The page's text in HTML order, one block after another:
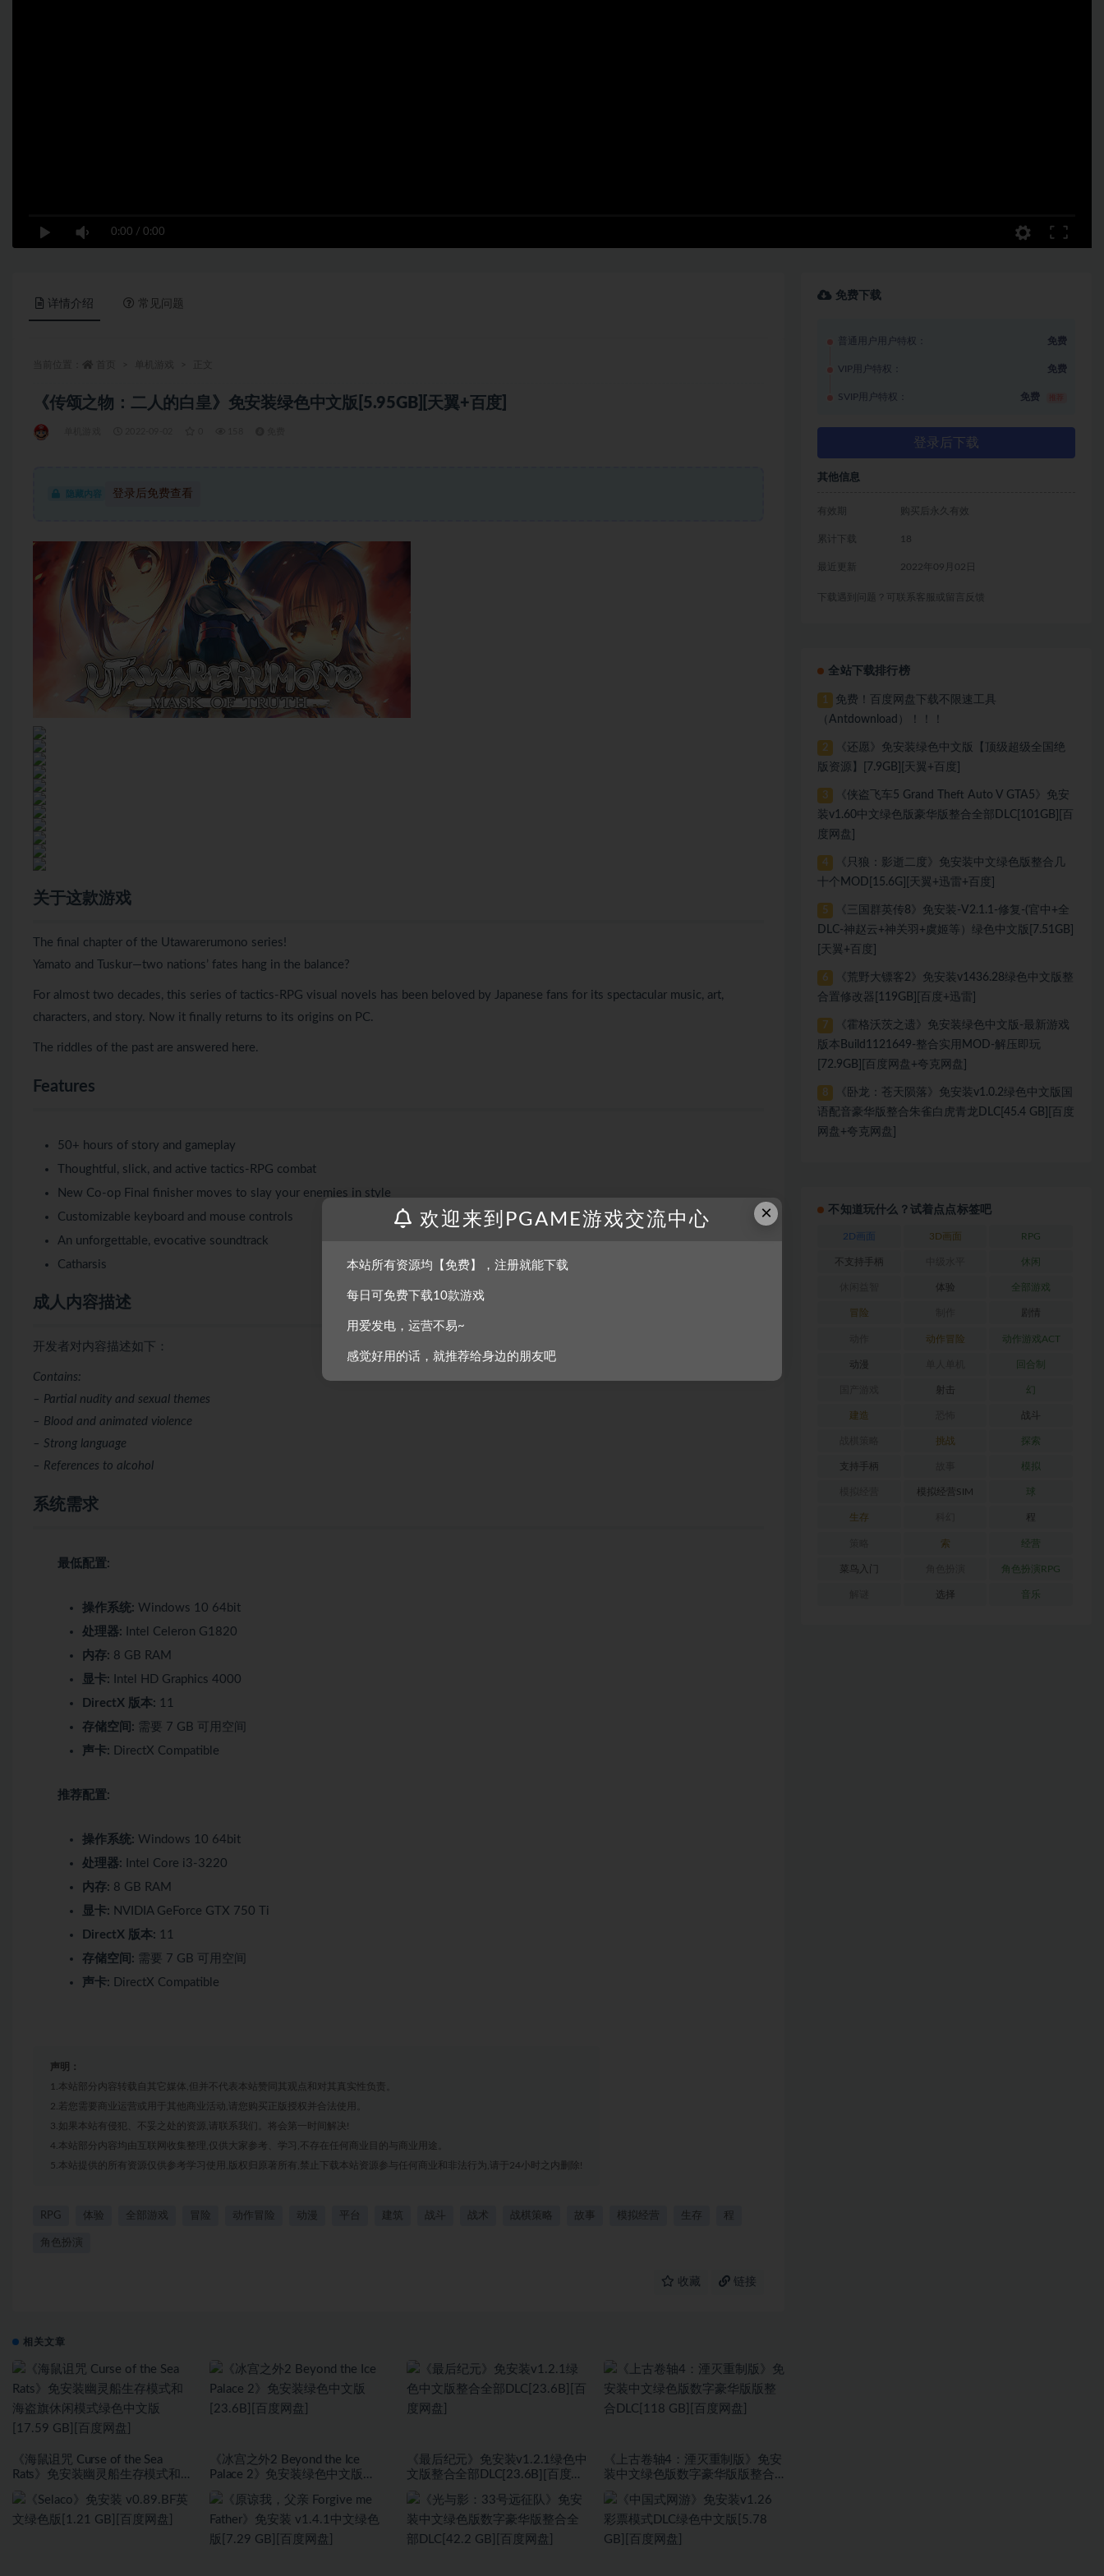
0:00 / 0:00
详情介绍 常见问题
《传颂之物：二人的白皇》免安装绿色中文版[5.95GB][天翼+百度]
隐藏内容 登录后免费查看
关于这款游戏
The final chapter of the Utawarerumono series!
Yamato and Tuskur—two nations’ fates hang in the balance?
For almost two decades, this series of tactics-RPG visual novels has been beloved by Japanese fans for its spectacular music, art,
characters, and story. Now it finally returns to its origins on PC.
The riddles of the past are answered here.
Features
50+ hours of story and gameplay
Thoughtful, slick, and active tactics-RPG combat
New Co-op Final finisher moves to slay your enemies in style
Customizable keyboard and mouse controls
An unforgettable, evocative soundtrack
Catharsis
成人内容描述
开发者对内容描述如下：
Contains:
– Partial nudity and sexual themes
– Blood and animated violence
– Strong language
– References to alcohol
系统需求
最低配置:
操作系统: Windows 10 64bit
处理器: Intel Celeron G1820
内存: 8 GB RAM
显卡: Intel HD Graphics 4000
DirectX 版本: 11
存储空间: 需要 7 GB 可用空间
声卡: DirectX Compatible
推荐配置:
操作系统: Windows 10 64bit
处理器: Intel Core i3-3220
内存: 8 GB RAM
显卡: NVIDIA GeForce GTX 750 Ti
DirectX 版本: 11
存储空间: 需要 7 GB 可用空间
声卡: DirectX Compatible
声明：
1.本站部分内容转载自其它媒体,但并不代表本站赞同其观点和对其真实性负责。
2.若您需要商业运营或用于其他商业活动,请您购买正版授权并合法使用。
3.如果本站有侵犯、不妥之处的资源,请联系我们。将会第一时间解决!
4.本站部分内容均由互联网收集整理,仅供大家参考、学习,不存在任何商业目的与商业用途。
5.本站提供的所有资源仅供参考学习使用,版权归原著所有,禁止下载本站资源参与任何商业和非法行为,请于24小时之内删除!
RPG 体验 全部游戏 冒险 动作冒险 动漫 平台 建筑 战斗 战术 战棋策略 故事 模拟经营 生存 程
角色扮演
收藏 链接
相关文章
《海鼠诅咒 Curse of the Sea
Rats》免安装幽灵船生存模式和海
GB][百度网盘]
《冰宫之外2 Beyond the Ice
Palace 2》免安装绿色中文版
《最后纪元》免安装v1.2.1绿色中
文版整合全部DLC[23.6B][百度网
《上古卷轴4：湮灭重制版》免安
装中文绿色版数字豪华版版整合
免费下载
普通用户用户特权： 免费
VIP用户特权： 免费
SVIP用户特权： 免费
登录后下载
其他信息
有效期 购买后永久有效
累计下载 18
最近更新 2022年09月02日
下载遇到问题？可联系客服或留言反馈
全站下载排行榜
1
免费！百度网盘下载不限速工具
（Antdownload）！！！
2
《还愿》免安装绿色中文版【顶级超级全国绝
版资源】[7.9GB][天翼+百度]
3
《侠盗飞车5 Grand Theft Auto V GTA5》免安
装v1.60中文绿色版豪华版整合全部DLC[101GB][百
度网盘]
4
《只狼：影逝二度》免安装中文绿色版整合几
十个MOD[15.6G][天翼+迅雷+百度]
5
《三国群英传8》免安装-V2.1.1-修复-(官中+全
DLC-神赵云+神关羽+虞姬等）绿色中文版[7.51GB]
[天翼+百度]
6
《荒野大镖客2》免安装v1436.28绿色中文版整
合置修改器[119GB][百度+迅雷]
7
《霍格沃茨之遗》免安装绿色中文版-最新游戏
版本Build1121649-整合实用MOD-解压即玩
[72.9GB][百度网盘+夸克网盘]
8
《卧龙：苍天陨落》免安装v1.0.2绿色中文版国
语配音豪华版整合朱雀白虎青龙DLC[45.4 GB][百度
网盘+夸克网盘]
不知道玩什么？试着点点标签吧
2D画面 3D画面 RPG
不支持手柄 休闲
体验 全部游戏
冒险 剧情
动作冒险 动作游戏ACT
动漫 回合制
射击 幻
建造 战斗
挑战 探索
支持手柄 模拟
模拟经营SIM 球
生存 程
索 经营
菜鸟入门 角色扮演RPG
选择 音乐
×
欢迎来到PGAME游戏交流中心
本站所有资源均【免费】，注册就能下载
每日可免费下载10款游戏
用爱发电，运营不易~
感觉好用的话，就推荐给身边的朋友吧